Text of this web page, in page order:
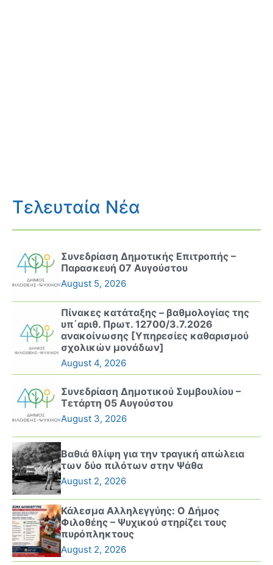
Τελευταία Νέα
Συνεδρίαση Δημοτικής Επιτροπής –
Παρασκευή 07 Αυγούστου
August 5, 2026
Πίνακες κατάταξης – βαθμολογίας της
υπ΄αριθ. Πρωτ. 12700/3.7.2026
ανακοίνωσης [Υπηρεσίες καθαρισμού
σχολικών μονάδων]
August 4, 2026
Συνεδρίαση Δημοτικού Συμβουλίου –
Τετάρτη 05 Αυγούστου
August 3, 2026
Βαθιά θλίψη για την τραγική απώλεια
των δύο πιλότων στην Ψάθα
August 2, 2026
Κάλεσμα Αλληλεγγύης: Ο Δήμος
Φιλοθέης – Ψυχικού στηρίζει τους
πυρόπληκτους
August 2, 2026